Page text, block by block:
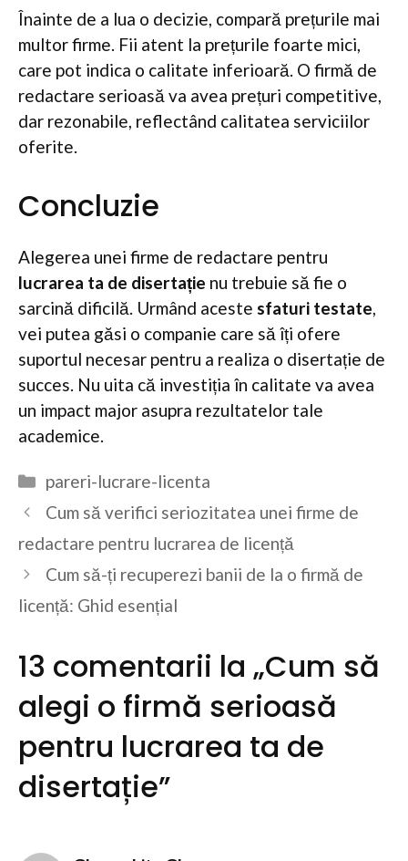
Înainte de a lua o decizie, compară prețurile mai
multor firme. Fii atent la prețurile foarte mici,
care pot indica o calitate inferioară. O firmă de
redactare serioasă va avea prețuri competitive,
dar rezonabile, reflectând calitatea serviciilor
oferite.
Concluzie
Alegerea unei firme de redactare pentru
lucrarea ta de disertație nu trebuie să fie o
sarcină dificilă. Urmând aceste sfaturi testate
vei putea găsi o companie care să îți ofere
suportul necesar pentru a realiza o disertație de
succes. Nu uita că investiția în calitate va avea
un impact major asupra rezultatelor tale
academice.
Categorii
pareri-lucrare-licenta
Cum să verifici seriozitatea unei firme de
redactare pentru lucrarea de licență
Cum să-ți recuperezi banii de la o firmă de
licență: Ghid esențial
13 comentarii la „Cum să
alegi o firmă serioasă
pentru lucrarea ta de
disertație”